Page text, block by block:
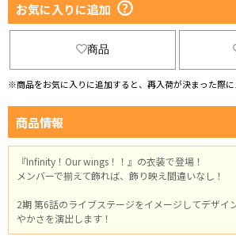
お気に入りに追加
商品
※商品をお気に入りに追加すると、再入荷が決まった際に
商品情報
『Infinity！Our wings！！』の衣装で登場！
メンバーで揃えて飾れば、飾り映え間違いなし！
2期 第6話のライブステージをイメージしてデザイ
やかさを演出します！